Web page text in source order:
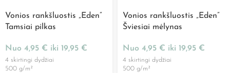
Vonios rankšluostis „Eden”
Tamsiai pilkas
Nuo 4,95 € iki 19,95 €
4 skirtingi dydžiai
500 g/m²
Vonios rankšluostis „Eden”
Šviesiai mėlynas
Nuo 4,95 € iki 19,95 €
4 skirtingi dydžiai
500 g/m²